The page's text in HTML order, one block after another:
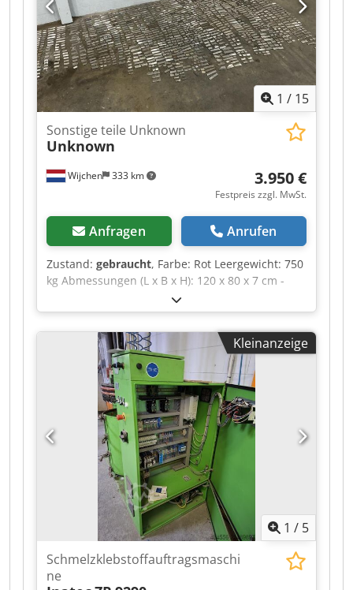
Mehrwertsteuer abzugsfähig für Unternehmer
Lieferung und Inzahlungnahme jederzeit
möglich für alles aus dem Industriebereich
Yorick Diebels
1 / 15
Wijchen 333 km
Sonstige teile Unknown
Unknown
3.950 €
Festpreis zzgl. MwSt.
Anfragen Anrufen
Zustand: gebraucht, Farbe: Rot Leergewicht: 750
kg Abmessungen (L x B x H): 120 x 80 x 7 cm -
Dokumentation verfügbar: Nein - CE-Zertifikat
vorhanden: Nein - Transportmaße: 1200mm x
800mm x 75mm (l x b x h) - Transportgewicht
[kg]: 750kg - Transportpakete [Stk.]: 1 Finanzielle
Informationen Mehrwertsteuer: Der angegebene
Preis versteht sich zzgl. Mehrwertsteuer
Mehrwertsteuer/Differenzbesteuerung:
Mehrwertsteuer abzugsfähig für Unternehmer
Lieferung und Inzahlungnahme jederzeit
möglich für alles aus dem Industriebereich
Dodpfx Aszrnv Uol Askr Yorick Diebels
Kleinanzeige
1 / 5
Schmelzklebstoffauftragsmaschi
ne